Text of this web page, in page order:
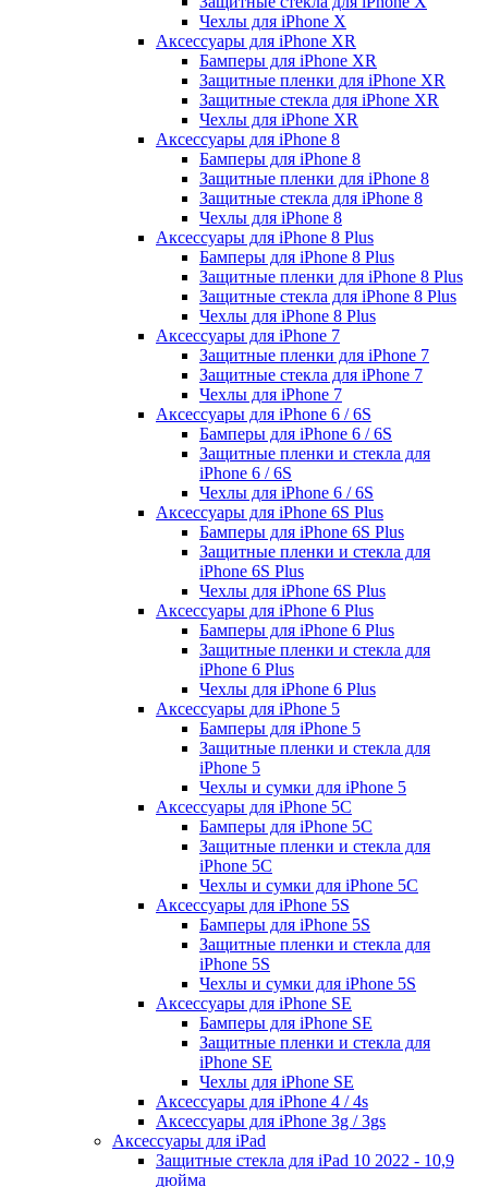
Чехлы для iPhone X
Аксессуары для iPhone XR
Бамперы для iPhone XR
Защитные пленки для iPhone XR
Защитные стекла для iPhone XR
Чехлы для iPhone XR
Аксессуары для iPhone 8
Бамперы для iPhone 8
Защитные пленки для iPhone 8
Защитные стекла для iPhone 8
Чехлы для iPhone 8
Аксессуары для iPhone 8 Plus
Бамперы для iPhone 8 Plus
Защитные пленки для iPhone 8 Plus
Защитные стекла для iPhone 8 Plus
Чехлы для iPhone 8 Plus
Аксессуары для iPhone 7
Защитные пленки для iPhone 7
Защитные стекла для iPhone 7
Чехлы для iPhone 7
Аксессуары для iPhone 6 / 6S
Бамперы для iPhone 6 / 6S
Защитные пленки и стекла для
iPhone 6 / 6S
Чехлы для iPhone 6 / 6S
Аксессуары для iPhone 6S Plus
Бамперы для iPhone 6S Plus
Защитные пленки и стекла для
iPhone 6S Plus
Чехлы для iPhone 6S Plus
Аксессуары для iPhone 6 Plus
Бамперы для iPhone 6 Plus
Защитные пленки и стекла для
iPhone 6 Plus
Чехлы для iPhone 6 Plus
Аксессуары для iPhone 5
Бамперы для iPhone 5
Защитные пленки и стекла для
iPhone 5
Чехлы и сумки для iPhone 5
Аксессуары для iPhone 5C
Бамперы для iPhone 5C
Защитные пленки и стекла для
iPhone 5C
Чехлы и сумки для iPhone 5C
Аксессуары для iPhone 5S
Бамперы для iPhone 5S
Защитные пленки и стекла для
iPhone 5S
Чехлы и сумки для iPhone 5S
Аксессуары для iPhone SE
Бамперы для iPhone SE
Защитные пленки и стекла для
iPhone SE
Чехлы для iPhone SE
Аксессуары для iPhone 4 / 4s
Аксессуары для iPhone 3g / 3gs
Аксессуары для iPad
Защитные стекла для iPad 10 2022 - 10,9
дюйма